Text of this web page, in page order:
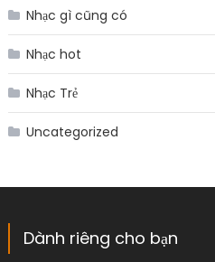
Nhạc gì cũng có
Nhạc hot
Nhạc Trẻ
Uncategorized
Dành riêng cho bạn